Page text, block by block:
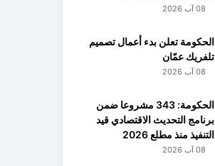
08 آب 2026
الحكومة تعلن بدء أعمال تصميم
تلفريك عمّان
08 آب 2026
الحكومة: 343 مشروعا ضمن
برنامج التحديث الاقتصادي قيد
التنفيذ منذ مطلع 2026
08 آب 2026